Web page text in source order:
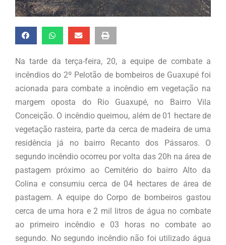
Na tarde da terça-feira, 20, a equipe de combate a
incêndios do 2º Pelotão de bombeiros de Guaxupé foi
acionada para combate a incêndio em vegetação na
margem oposta do Rio Guaxupé, no Bairro Vila
Conceição. O incêndio queimou, além de 01 hectare de
vegetação rasteira, parte da cerca de madeira de uma
residência já no bairro Recanto dos Pássaros. O
segundo incêndio ocorreu por volta das 20h na área de
pastagem próximo ao Cemitério do bairro Alto da
Colina e consumiu cerca de 04 hectares de área de
pastagem. A equipe do Corpo de bombeiros gastou
cerca de uma hora e 2 mil litros de água no combate
ao primeiro incêndio e 03 horas no combate ao
segundo. No segundo incêndio não foi utilizado água